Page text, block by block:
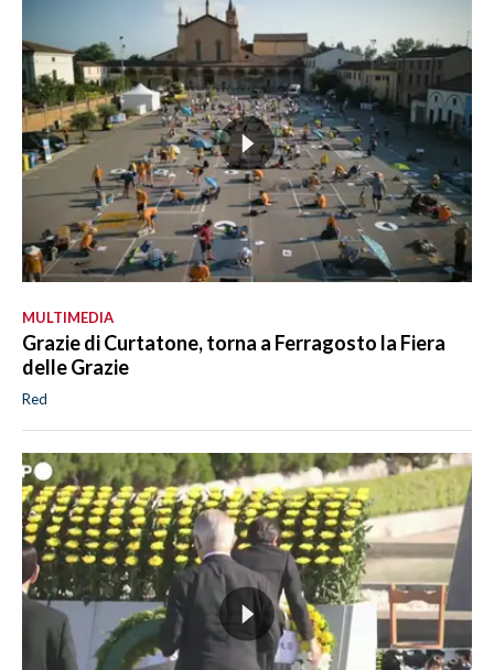
MULTIMEDIA
Grazie di Curtatone, torna a Ferragosto la Fiera
delle Grazie
Red